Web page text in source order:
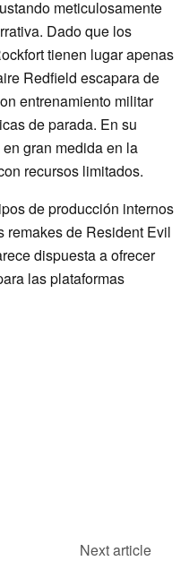
meticulosamente
Dado que los
tienen lugar apenas
Redfield escapara de
entrenamiento militar
de parada. En su
gran medida en la
recursos limitados.
de producción internos
remakes de Resident Evil
dispuesta a ofrecer
las plataformas
Next article